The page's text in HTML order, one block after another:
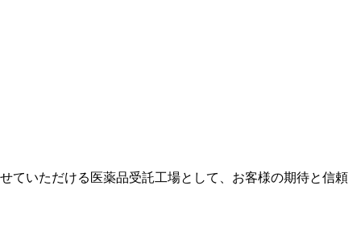
ていただける医薬品受託工場として、お客様の期待と信頼